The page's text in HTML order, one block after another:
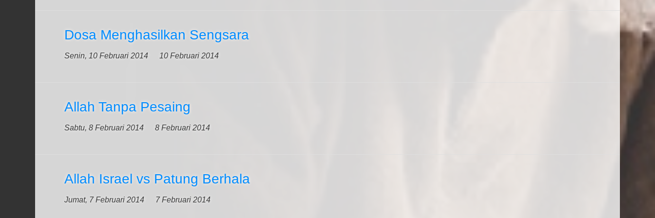
Dosa Menghasilkan Sengsara
Senin, 10 Februari 2014 10 Februari 2014
Allah Tanpa Pesaing
Sabtu, 8 Februari 2014 8 Februari 2014
Allah Israel vs Patung Berhala
Jumat, 7 Februari 2014 7 Februari 2014